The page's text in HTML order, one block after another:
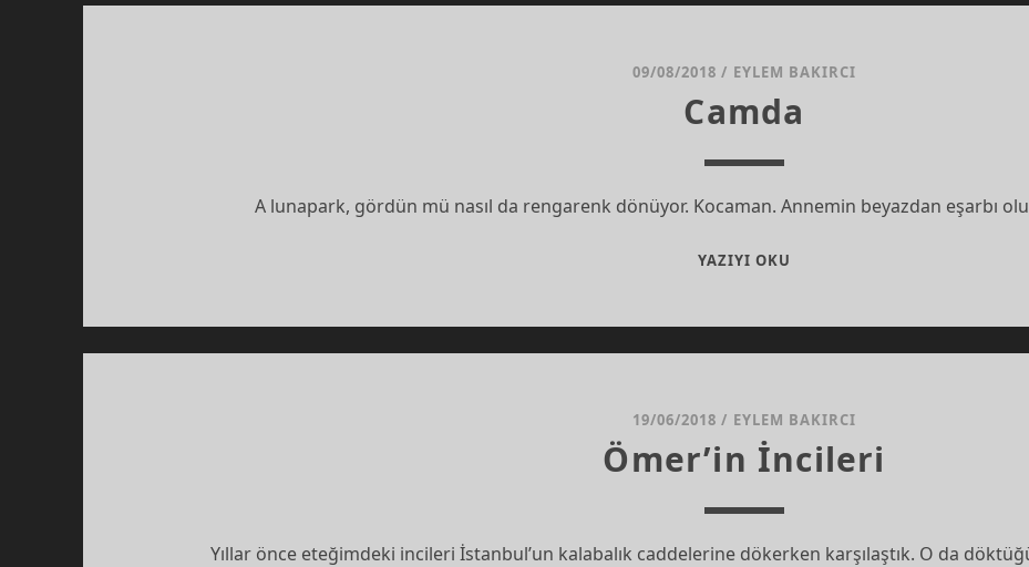
09/08/2018 / EYLEM BAKIRCI
Camda
A lunapark, gördün mü nasıl da rengarenk dönüyor. Kocaman. Annemin beyazdan eşarbı
YAZIYI OKU
19/06/2018 / EYLEM BAKIRCI
Ömer’in İncileri
Yıllar önce eteğimdeki incileri İstanbul’un kalabalık caddelerine dökerken karşılaştık. O da